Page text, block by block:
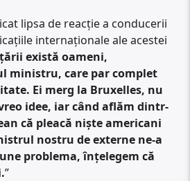
lipsa de reacție a conducerii
internaționale ale acestei
există oameni,
ministru, care par complet
Ei merg la Bruxelles, nu
idee, iar când aflăm dintr-
că pleacă niște americani
nostru de externe ne-a
problema, înțelegem că
”